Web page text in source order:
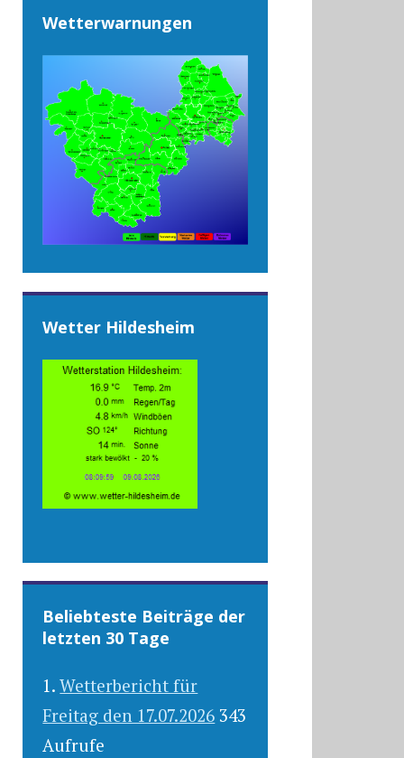
Wetterwarnungen
Wetter Hildesheim
Beliebteste Beiträge der
letzten 30 Tage
Wetterbericht für
Freitag den 17.07.2026 343
Aufrufe